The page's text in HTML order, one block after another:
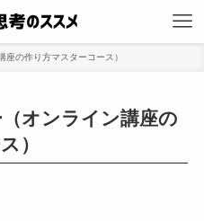
の作り方マスターコース）
オンライン講座の
）